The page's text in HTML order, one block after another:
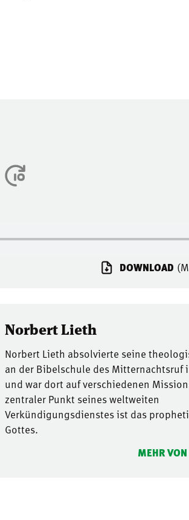
DOWNLOAD
Norbert Lieth
Norbert Lieth absolvierte seine
an der Bibelschule des Mitternachtsruf
und war dort auf verschiedenen
zentraler Punkt seines weltweiten
Verkündigungsdienstes ist das
Gottes.
MEHR